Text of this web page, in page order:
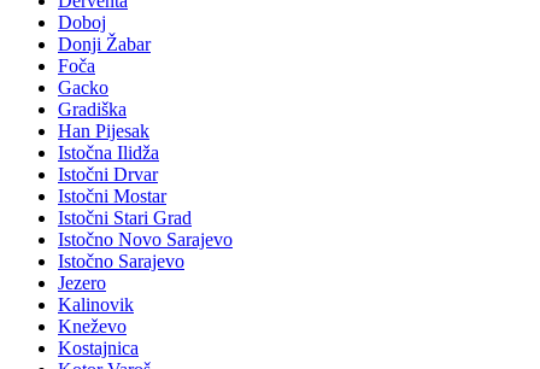
Doboj
Donji Žabar
Foča
Gacko
Gradiška
Han Pijesak
Istočna Ilidža
Istočni Drvar
Istočni Mostar
Istočni Stari Grad
Istočno Novo Sarajevo
Istočno Sarajevo
Jezero
Kalinovik
Kneževo
Kostajnica